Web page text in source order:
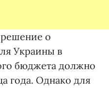
о
Украины в
бюджета должно
года. Однако для